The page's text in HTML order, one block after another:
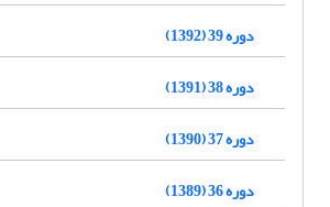
دوره 39 (1392)
دوره 38 (1391)
دوره 37 (1390)
دوره 36 (1389)